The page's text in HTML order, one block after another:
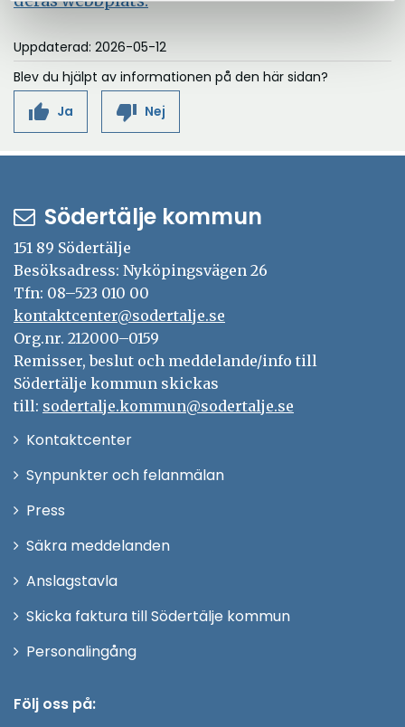
Uppdaterad: 2026-05-12
Blev du hjälpt av informationen på den här sidan?
thumb_up Ja thumb_down Nej
Södertälje kommun
151 89 Södertälje
Besöksadress: Nyköpingsvägen 26
Tfn: 08–523 010 00
kontaktcenter@sodertalje.se
Org.nr. 212000–0159
Remisser, beslut och meddelande/info till
Södertälje kommun skickas
till: sodertalje.kommun@sodertalje.se
KontaktcenterÖppna
Synpunkter och felanmälan
Press
fönster
Säkra meddelanden
Anslagstavla
Skicka faktura till Södertälje kommun
PersonalingångÖppna
Följ oss på: